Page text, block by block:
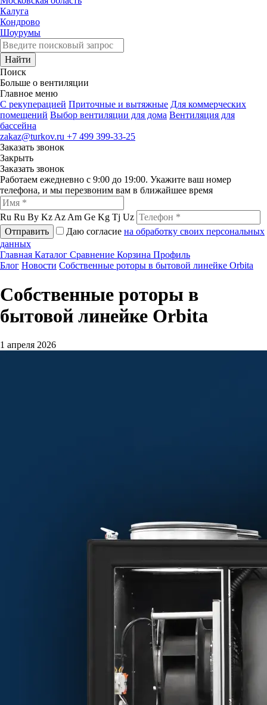
Калуга
Кондрово
Шоурумы
Найти
Поиск
Больше о вентиляции
Главное меню
C рекуперацией Приточные и вытяжные Для коммерческих
помещений Выбор вентиляции для дома Вентиляция для
бассейна
zakaz@turkov.ru +7 499 399-33-25
Заказать звонок
Закрыть
Заказать звонок
Работаем ежедневно с 9:00 до 19:00. Укажите ваш номер
телефона, и мы перезвоним вам в ближайшее время
Ru Ru By Kz Az Am Ge Kg Tj Uz
Отправить
Даю согласие на обработку своих персональных
данных
Главная Каталог Сравнение Корзина Профиль
Блог Новости Собственные роторы в бытовой линейке Orbita
Собственные роторы в
бытовой линейке Orbita
1 апреля 2026